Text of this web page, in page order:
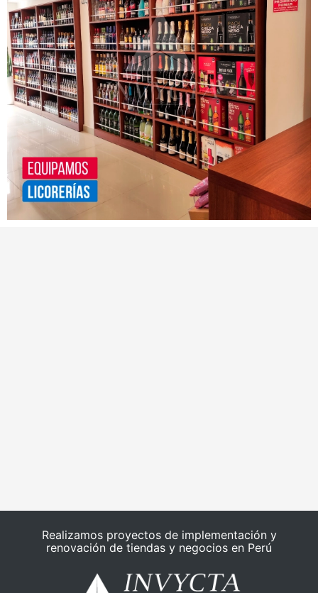
Realizamos proyectos de implementación y
renovación de tiendas y negocios en Perú